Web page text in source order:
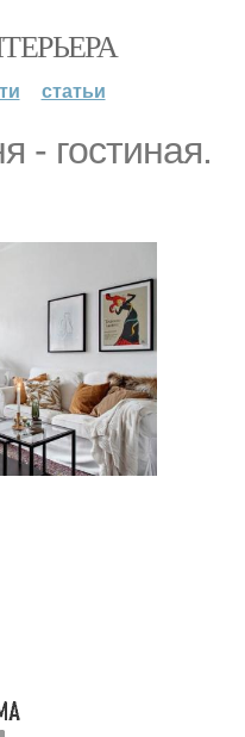
статьи
- гостиная.